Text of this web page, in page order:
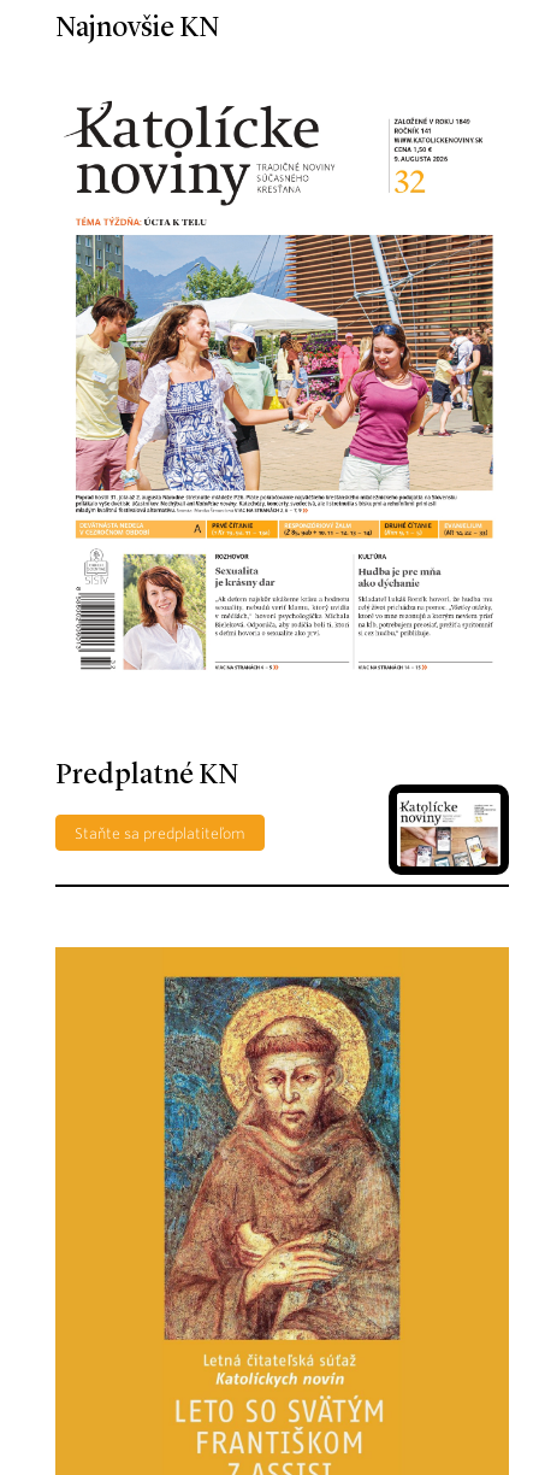
Najnovšie KN
Predplatné KN
Staňte sa predplatiteľom